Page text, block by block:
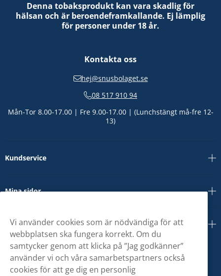
Denna tobaksprodukt kan vara skadlig för
hälsan och är beroendeframkallande. Ej lämplig
för personer under 18 år.
Kontakta oss
hej@snusbolaget.se
08 517 910 94
Mån-Tor 8.00-17.00 | Fre 9.00-17.00 | (Lunchstängt må-fre 12-
13)
Kundservice
Mina sidor
Om oss
Vi använder cookies som är nödvändiga för att
webbplatsen ska fungera korrekt. Om du
samtycker genom att klicka på ”Jag godkänner”
använder vi och våra samarbetspartners också
cookies för att ge dig en personlig